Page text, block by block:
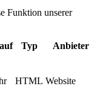
Funktion unserer
Typ Anbieter
HTML Website